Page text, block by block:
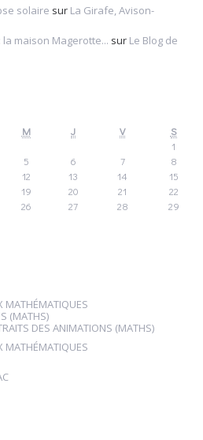
solaire sur La Girafe, Avison-
maison Magerotte... sur Le Blog de
M J V
S
1
5 6 7
8
12 13 14
15
19 20 21
22
26 27 28
29
MATHÉMATIQUES
(MATHS)
DES ANIMATIONS (MATHS)
MATHÉMATIQUES